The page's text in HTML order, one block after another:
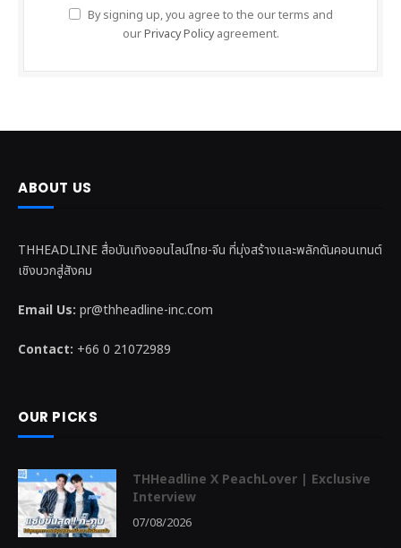
By signing up, you agree to the our terms and
ourPrivacy Policyagreement.
ABOUT US
THHEADLINE สื่อบันเทิงออนไลน์ไทย-จีน ที่มุ่งสร้างและพลักดันคอนเทนต์
เชิงบวกสู่สังคม
Email Us: pr@thheadline-inc.com
Contact: +66 0 21072989
OUR PICKS
THHeadline X PeachLover | Exclusive
Interview
07/08/2026